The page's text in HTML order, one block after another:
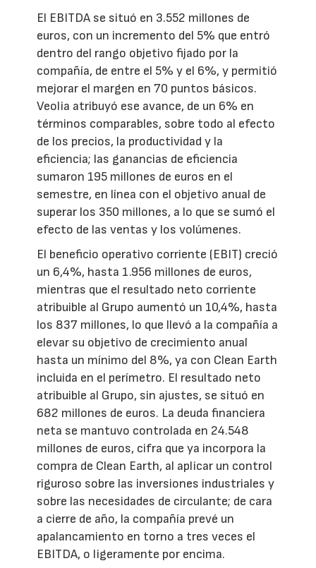
El EBITDA se situó en 3.552 millones de
euros, con un incremento del 5% que entró
dentro del rango objetivo fijado por la
compañía, de entre el 5% y el 6%, y permitió
mejorar el margen en 70 puntos básicos.
Veolia atribuyó ese avance, de un 6% en
términos comparables, sobre todo al efecto
de los precios, la productividad y la
eficiencia; las ganancias de eficiencia
sumaron 195 millones de euros en el
semestre, en línea con el objetivo anual de
superar los 350 millones, a lo que se sumó el
efecto de las ventas y los volúmenes.
El beneficio operativo corriente (EBIT) creció
un 6,4%, hasta 1.956 millones de euros,
mientras que el resultado neto corriente
atribuible al Grupo aumentó un 10,4%, hasta
los 837 millones, lo que llevó a la compañía a
elevar su objetivo de crecimiento anual
hasta un mínimo del 8%, ya con Clean Earth
incluida en el perímetro. El resultado neto
atribuible al Grupo, sin ajustes, se situó en
682 millones de euros. La deuda financiera
neta se mantuvo controlada en 24.548
millones de euros, cifra que ya incorpora la
compra de Clean Earth, al aplicar un control
riguroso sobre las inversiones industriales y
sobre las necesidades de circulante; de cara
a cierre de año, la compañía prevé un
apalancamiento en torno a tres veces el
EBITDA, o ligeramente por encima.